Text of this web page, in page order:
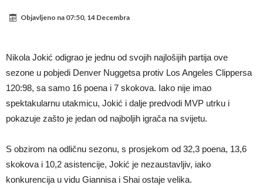
Ćabi sastavlja kockice, lijevi bek iz Španije i golman iz Portugala za
strašni Čelsi?!
FIFA u velikom previranju! Infantino svojim potezom iznenadio
fudbalski svijet
Objavljeno na 07:50, 14 Decembra
Nikola Jokić odigrao je jednu od svojih najlošijih partija ove
sezone u pobjedi Denver Nuggetsa protiv Los Angeles Clippersa
120:98, sa samo 16 poena i 7 skokova. Iako nije imao
spektakularnu utakmicu, Jokić i dalje predvodi MVP utrku i
pokazuje zašto je jedan od najboljih igrača na svijetu.
S obzirom na odličnu sezonu, s prosjekom od 32,3 poena, 13,6
skokova i 10,2 asistencije, Jokić je nezaustavljiv, iako
konkurencija u vidu Giannisa i Shai ostaje velika.